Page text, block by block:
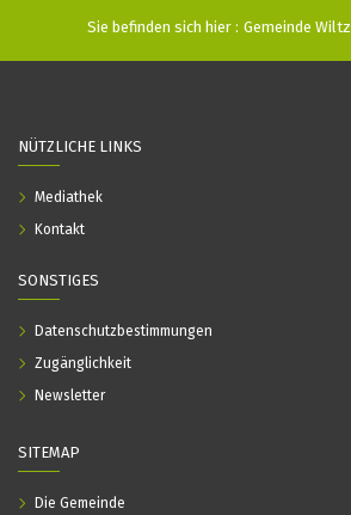
Sie befinden sich hier : Gemeinde Wiltz
SITEMAP
Die Gemeinde
NÜTZLICHE LINKS
Mediathek
Kontakt
SONSTIGES
Datenschutzbestimmungen
Zugänglichkeit
Newsletter